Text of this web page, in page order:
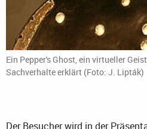
Ein Pepper's Ghost, ein virtueller
Sachverhalte erklärt (Foto: J. Lipták)
Der Besucher wird in der